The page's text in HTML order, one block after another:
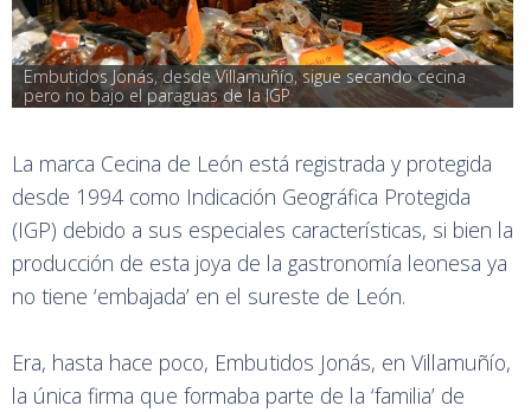
Embutidos Jonás, desde Villamuñío, sigue secando cecina
pero no bajo el paraguas de la IGP
La marca Cecina de León está registrada y protegida
desde 1994 como Indicación Geográfica Protegida
(IGP) debido a sus especiales características, si bien la
producción de esta joya de la gastronomía leonesa ya
no tiene ‘embajada’ en el sureste de León.
Era, hasta hace poco, Embutidos Jonás, en Villamuñío,
la única firma que formaba parte de la ‘familia’ de